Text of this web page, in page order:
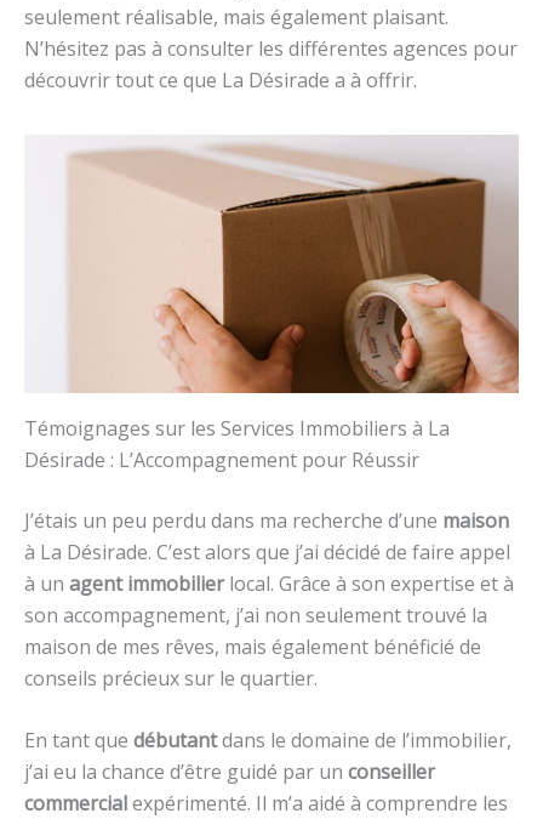
seulement réalisable, mais également plaisant.
N’hésitez pas à consulter les différentes agences pour
découvrir tout ce que La Désirade a à offrir.
Témoignages sur les Services Immobiliers à La
Désirade : L’Accompagnement pour Réussir
J’étais un peu perdu dans ma recherche d’une maison
à La Désirade. C’est alors que j’ai décidé de faire appel
à un agent immobilierlocal. Grâce à son expertise et à
son accompagnement, j’ai non seulement trouvé la
maison de mes rêves, mais également bénéficié de
conseils précieux sur le quartier.
En tant que débutantdans le domaine de l’immobilier,
j’ai eu la chance d’être guidé par un conseiller
commercialexpérimenté. Il m’a aidé à comprendre les